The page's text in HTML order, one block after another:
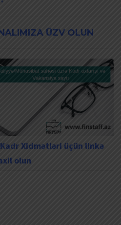
ÜZV OLUN
Xidmətləri üçün linkə
olun